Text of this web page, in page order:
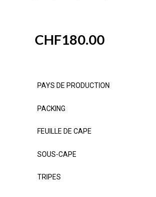
CHF180.00
PAYS DE PRODUCTION
PACKING
FEUILLE DE CAPE
SOUS-CAPE
TRIPES